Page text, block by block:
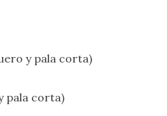
y pala corta)
pala corta)